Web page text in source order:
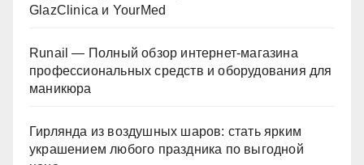
GlazClinica и YourMed
Runail — Полный обзор интернет-магазина
профессиональных средств и оборудования для
маникюра
Гирлянда из воздушных шаров: стать ярким
украшением любого праздника по выгодной